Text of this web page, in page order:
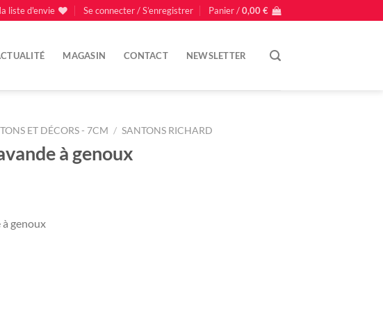
liste d'envie Se connecter / S’enregistrer Panier /0,00€
MAGASIN CONTACT NEWSLETTER
ET DÉCORS - 7CM / SANTONS RICHARD
à genoux
à genoux